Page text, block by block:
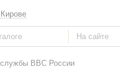
Кирове
ВВС России